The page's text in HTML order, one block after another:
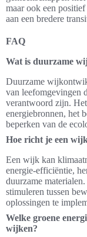
maar ook een
aan een bredere
FAQ
Wat is duurzame
Duurzame
van leefomgevingen
verantwoord zijn.
energiebronnen, het
beperken van de
Hoe richt je een
Een wijk kan
energie-efficiëntie,
duurzame
stimuleren tussen
oplossingen te
Welke groene
wijken?